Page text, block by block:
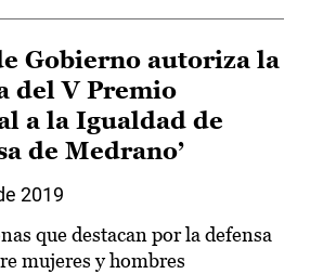
Gobierno autoriza la
del V Premio
a la Igualdad de
de Medrano’
2019
que destacan por la defensa
mujeres y hombres